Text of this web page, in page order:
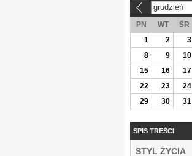
grudzień
PN WT ŚR
1
2 3
8
9 10
15
16 17
22
23 24
29
30 31
SPIS TREŚCI
STYL ŻYCIA